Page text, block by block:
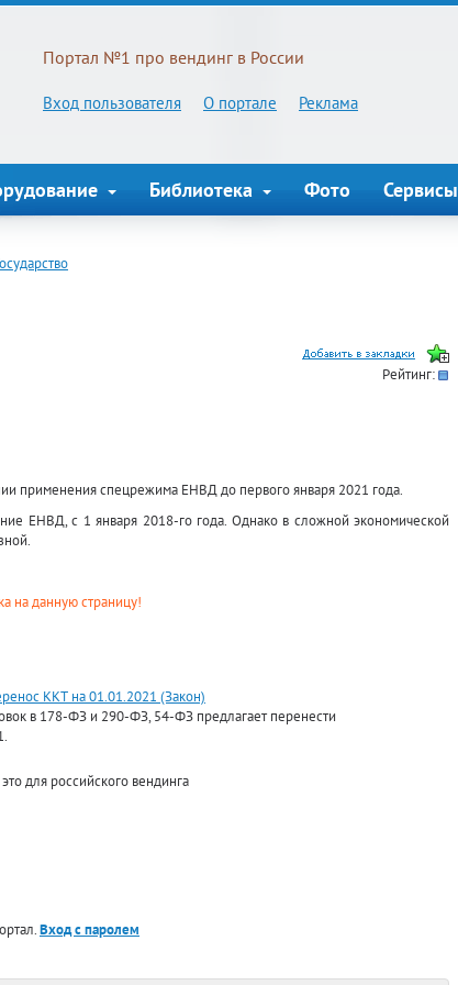
Портал №1 про вендинг в России
Вход пользователя О портале Реклама
Библиотека Фото Сервисы
Рейтинг:
применения спецрежима ЕНВД до первого января 2021 года.
ЕНВД, с 1 января 2018-го года. Однако в сложной экономической
на данную страницу!
ККТ на 01.01.2021 (Закон)
в 178-ФЗ и 290-ФЗ, 54-ФЗ предлагает перенести
для российского вендинга
Вход с паролем